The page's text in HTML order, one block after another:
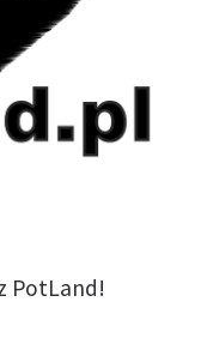
PotLand!